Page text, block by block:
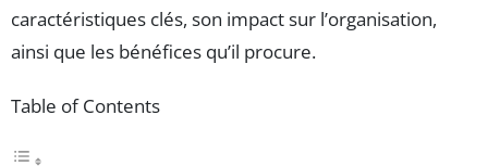
caractéristiques clés, son impact sur l’organisation,
ainsi que les bénéfices qu’il procure.
Table of Contents